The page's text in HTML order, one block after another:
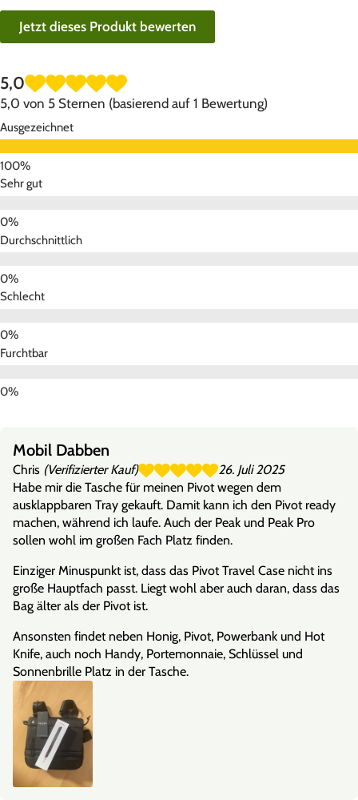
Jetzt dieses Produkt bewerten
5,0
5,0 von 5 Sternen (basierend auf 1 Bewertung)
Ausgezeichnet
Sehr gut
Durchschnittlich
Schlecht
Furchtbar
Mobil Dabben
Chris (Verifizierter Kauf)
26. Juli 2025
Habe mir die Tasche für meinen Pivot wegen dem
ausklappbaren Tray gekauft. Damit kann ich den Pivot ready
machen, während ich laufe. Auch der Peak und Peak Pro
sollen wohl im großen Fach Platz finden.
Einziger Minuspunkt ist, dass das Pivot Travel Case nicht ins
große Hauptfach passt. Liegt wohl aber auch daran, dass das
Bag älter als der Pivot ist.
Ansonsten findet neben Honig, Pivot, Powerbank und Hot
Knife, auch noch Handy, Portemonnaie, Schlüssel und
Sonnenbrille Platz in der Tasche.